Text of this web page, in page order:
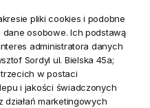
W okresie wakacyjnym od
20 czerwca do 31 sierpnia
2026 r. showroom będzie
zamknięty w soboty. W dni
robocze showroom
pozostaje otwarty bez
pliki cookies i podobne
osobowe. Ich podstawą
administratora danych
Sordyl ul. Bielska 45a;
w postaci
i jakości świadczonych
działań marketingowych